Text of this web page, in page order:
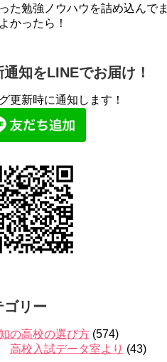
た勉強ノウハウを詰め込んでま
かったら！
通知をLINEでお届け！
更新時に通知します！
ゴリー
の高校の選び方 (574)
高校入試データ室より (43)